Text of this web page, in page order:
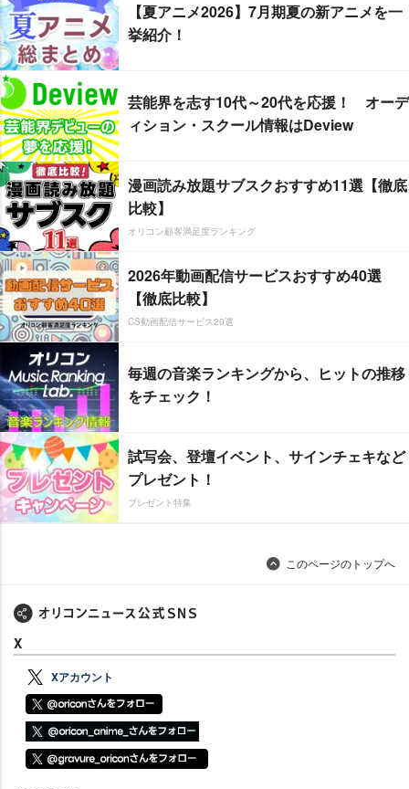
【夏アニメ2026】7月期夏の新アニメを一
挙紹介！
芸能界を志す10代～20代を応援！ オーデ
ィション・スクール情報はDeview
漫画読み放題サブスクおすすめ11選【徹底
比較】
オリコン顧客満足度ランキング
2026年動画配信サービスおすすめ40選
【徹底比較】
CS動画配信サービス20選
毎週の音楽ランキングから、ヒットの推移
をチェック！
試写会、登壇イベント、サインチェキなど
プレゼント！
プレゼント特集
このページのトップへ
X
Xアカウント